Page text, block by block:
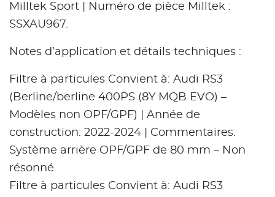
Milltek Sport | Numéro de pièce Milltek :
SSXAU967.
Notes d’application et détails techniques :
Filtre à particules Convient à: Audi RS3
(Berline/berline 400PS (8Y MQB EVO) –
Modèles non OPF/GPF) | Année de
construction: 2022-2024 | Commentaires:
Système arrière OPF/GPF de 80 mm – Non
résonné
Filtre à particules Convient à: Audi RS3